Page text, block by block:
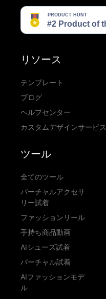
リソース
テンプレート
ブログ
ヘルプセンター
カスタムデザインサービス
ツール
全てのツール
バーチャルアクセサ
リー試着
ファッションリール
手持ち商品動画
AIシューズ試着
バーチャル試着
AIファッションモデ
ル